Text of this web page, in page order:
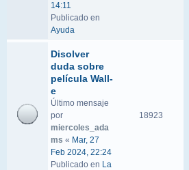
14:11
Publicado en
Ayuda
Disolver
duda sobre
película Wall-
e
Último mensaje
por
miercoles_ada
ms « Mar, 27
Feb 2024, 22:24
Publicado en La
18923